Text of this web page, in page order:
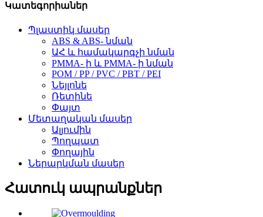
Կատեգորիաներ
Պլաստիկ մասեր
ABS & ABS- նման
ԱՀ և համակարգչի նման
PMMA- ի և PMMA- ի նման
POM / PP / PVC / PBT / PEI
Նեյլոնե
Ռետինե
Փայտ
Մետաղական մասեր
Ալյումին
Պողպատ
Փողային
Ներարկման մասեր
Հատուկ ապրանքներ